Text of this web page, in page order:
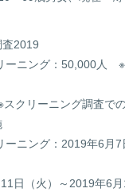
2019
ーニング：50,000人
クリーニング調査で
ーニング：2019年6月
日（火）～2019年6月